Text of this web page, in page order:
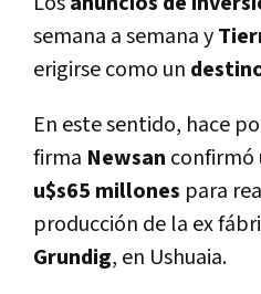
semana a semana y
erigirse como un
En este sentido, hace
firma Newsan confirmó
u$s65 millones para
producción de la ex
Grundig, en Ushuaia.